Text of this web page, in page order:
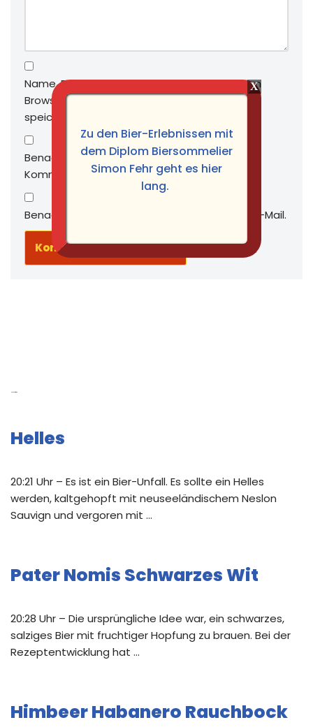
Name, E-Mail-Adresse und Website in diesem
Browser für meinen nächsten Kommentar
speichern.
Benachrichtige mich über nachfolgende
Kommentare via E-Mail.
Benachrichtige mich über neue Beiträge via E-Mail.
Helles
20:21 Uhr – Es ist ein Bier-Unfall. Es sollte ein Helles
werden, kaltgehopft mit neuseeländischem Neslon
Sauvign und vergoren mit …
Pater Nomis Schwarzes Wit
20:28 Uhr – Die ursprüngliche Idee war, ein schwarzes,
salziges Bier mit fruchtiger Hopfung zu brauen. Bei der
Rezeptentwicklung hat …
Himbeer Habanero Rauchbock
Zu den Bier-Erlebnissen mit
dem Diplom Biersommelier
Simon Fehr geht es hier
lang.